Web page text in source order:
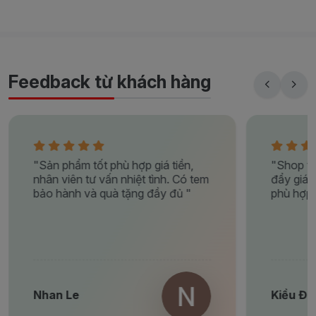
Feedback từ khách hàng
"Sản phẩm tốt phù hợp giá tiền,
nhân viên tư vấn nhiệt tình. Có tem
bảo hành và quà tặng đầy đủ "
Nhan Le
"Shop
đẩy giá,
phù
Kiều